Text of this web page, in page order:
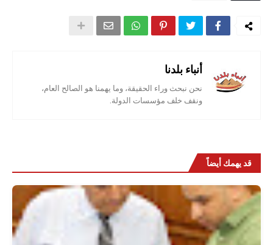
أنباء بلدنا
نحن نبحث وراء الحقيقة، وما يهمنا هو الصالح العام،
ونقف خلف مؤسسات الدولة.
قد يهمك أيضاً